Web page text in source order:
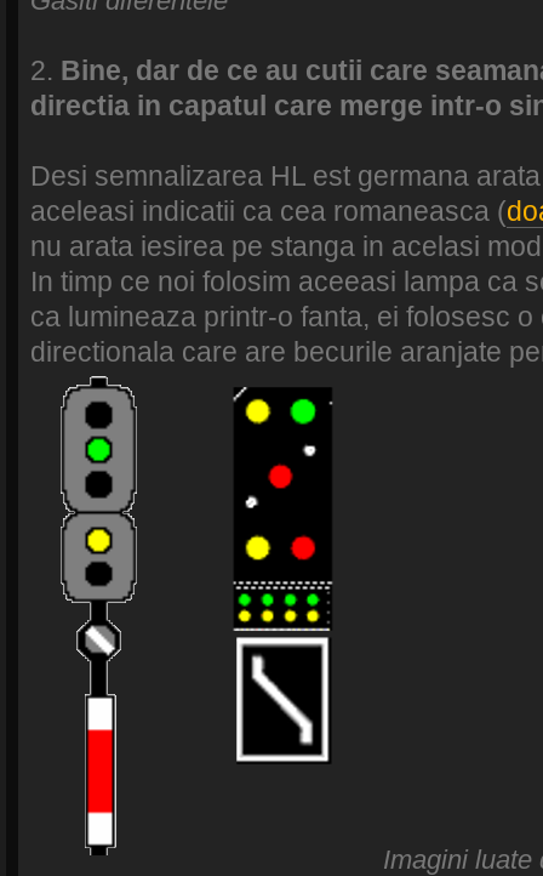
2. Bine, dar de ce au cutii care
directia in capatul care merge intr-o
Desi semnalizarea HL est germana
aceleasi indicatii ca cea romaneasca (
nu arata iesirea pe stanga in acelasi
In timp ce noi folosim aceeasi lampa ca
ca lumineaza printr-o fanta, ei folosesc
directionala care are becurile aranjate
Imagini luate